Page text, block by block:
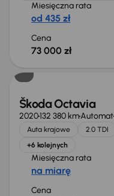
Miesięczna rata
od 435 zł
Cena
73 000 zł
Škoda Octavia
2020132 380 kmAutomat
Auta krajowe 2.0 TDI
+6 kolejnych
Miesięczna rata
na miarę
Cena